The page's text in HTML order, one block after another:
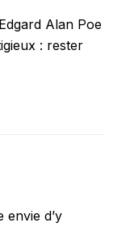
Alan Poe
: rester
envie d’y